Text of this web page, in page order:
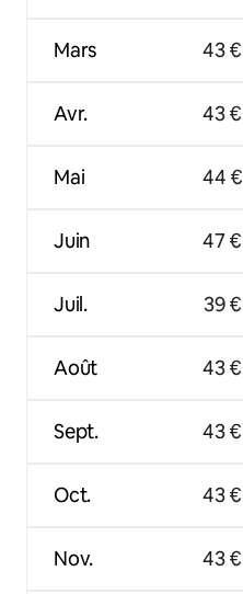
Mars
Avr.
Mai
Juin
Juil.
Août
Sept.
Oct.
Nov.
43 €
43 €
44 €
47 €
39 €
43 €
43 €
43 €
43 €